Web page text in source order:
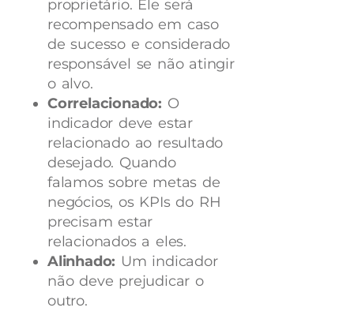
proprietário. Ele será
recompensado em caso
de sucesso e considerado
responsável se não atingir
o alvo.
Correlacionado: O
indicador deve estar
relacionado ao resultado
desejado. Quando
falamos sobre metas de
negócios, os KPIs do RH
precisam estar
relacionados a eles.
Alinhado: Um indicador
não deve prejudicar o
outro.